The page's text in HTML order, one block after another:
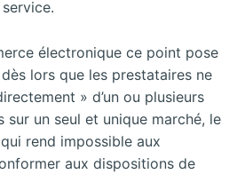
électronique ce point pose
lors que les prestataires ne
» d’un ou plusieurs
sur un seul et unique marché, le
rend impossible aux
aux dispositions de